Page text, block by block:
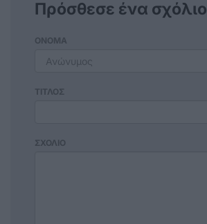
Πρόσθεσε ένα σχόλιο
ΟΝΟΜΑ
ΤΙΤΛΟΣ
ΣΧΟΛΙΟ